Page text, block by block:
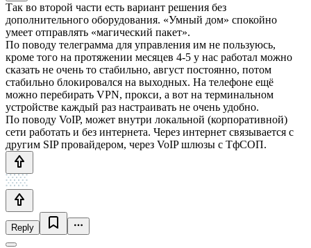
Так во второй части есть вариант решения без
дополнительного оборудования. «Умный дом» спокойно
умеет отправлять «магический пакет».
По поводу телеграмма для управления им не пользуюсь,
кроме того на протяжении месяцев 4-5 у нас работал можно
сказать не очень то стабильно, август постоянно, потом
стабильно блокировался на выходных. На телефоне ещё
можно перебирать VPN, прокси, а вот на терминальном
устройстве каждый раз настраивать не очень удобно.
По поводу VoIP, может внутри локальной (корпоративной)
сети работать и без интернета. Через интернет связывается с
другим SIP провайдером, через VoIP шлюзы с ТфСОП.
Reply